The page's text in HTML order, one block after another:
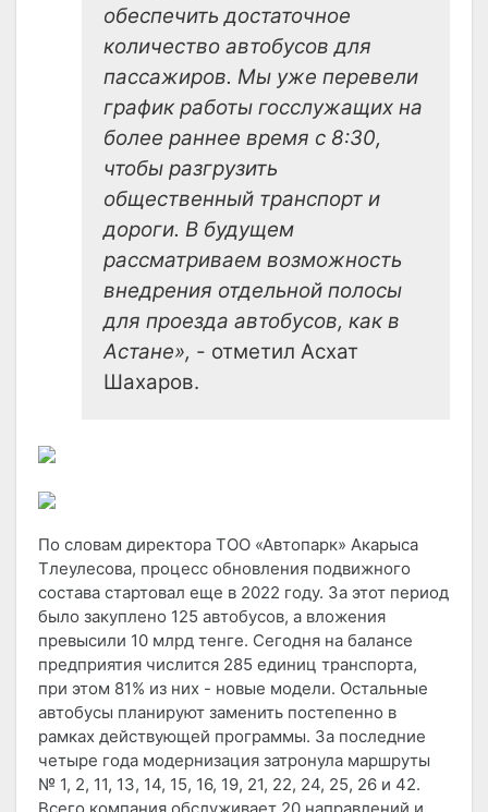
обеспечить достаточное
количество автобусов для
пассажиров. Мы уже перевели
график работы госслужащих на
более раннее время с 8:30,
чтобы разгрузить
общественный транспорт и
дороги. В будущем
рассматриваем возможность
внедрения отдельной полосы
для проезда автобусов, как в
Астане», - отметил Асхат
Шахаров.
По словам директора ТОО «Автопарк» Акарыса
Тлеулесова, процесс обновления подвижного
состава стартовал еще в 2022 году. За этот период
было закуплено 125 автобусов, а вложения
превысили 10 млрд тенге. Сегодня на балансе
предприятия числится 285 единиц транспорта,
при этом 81% из них - новые модели. Остальные
автобусы планируют заменить постепенно в
рамках действующей программы. За последние
четыре года модернизация затронула маршруты
№ 1, 2, 11, 13, 14, 15, 16, 19, 21, 22, 24, 25, 26 и 42.